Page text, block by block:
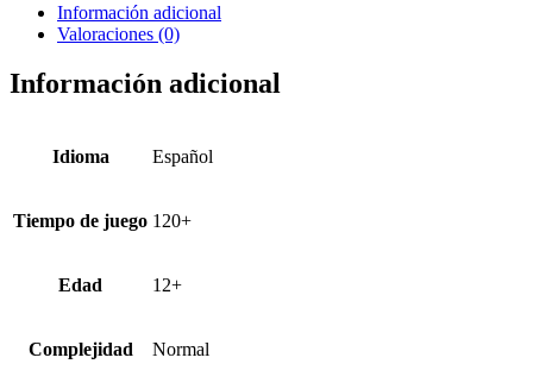
Información adicional
Valoraciones (0)
Información adicional
Idioma Español
Tiempo de juego 120+
Edad 12+
Complejidad Normal